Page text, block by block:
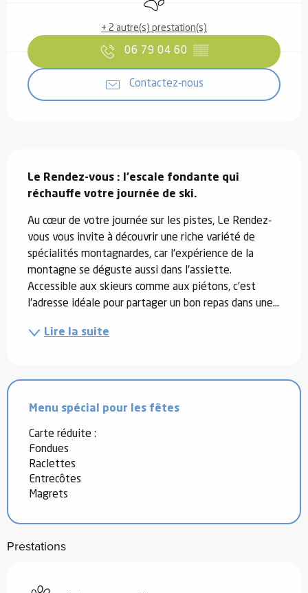
+ 2 autre(s) prestation(s)
06 79 04 60 ▒▒
Contactez-nous
Le Rendez-vous : l'escale fondante qui
réchauffe votre journée de ski.
Au cœur de votre journée sur les pistes, Le Rendez-
vous vous invite à découvrir une riche variété de
spécialités montagnardes, car l'expérience de la
montagne se déguste aussi dans l'assiette.
Accessible aux skieurs comme aux piétons, c'est
l'adresse idéale pour partager un bon repas dans une...
Lire la suite
Menu spécial pour les fêtes
Carte réduite :
Fondues
Raclettes
Entrecôtes
Magrets
Prestations